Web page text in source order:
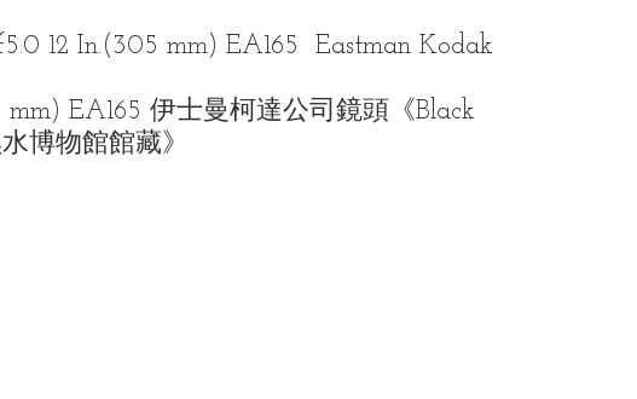
12 In.(305 mm) EA165  Eastman Kodak
EA165 伊士曼柯達公司鏡頭《Black
博物館館藏》